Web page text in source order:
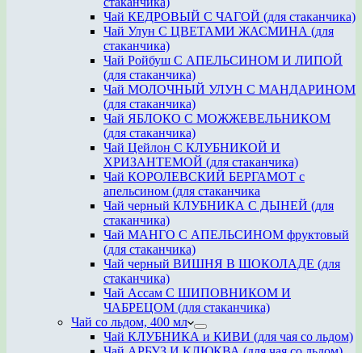
Чай КЕДРОВЫЙ С ЧАГОЙ (для стаканчика)
Чай Улун С ЦВЕТАМИ ЖАСМИНА (для
стаканчика)
Чай Ройбуш С АПЕЛЬСИНОМ И ЛИПОЙ
(для стаканчика)
Чай МОЛОЧНЫЙ УЛУН С МАНДАРИНОМ
(для стаканчика)
Чай ЯБЛОКО С МОЖЖЕВЕЛЬНИКОМ
(для стаканчика)
Чай Цейлон С КЛУБНИКОЙ И
ХРИЗАНТЕМОЙ (для стаканчика)
Чай КОРОЛЕВСКИЙ БЕРГАМОТ с
апельсином (для стаканчика
Чай черный КЛУБНИКА С ДЫНЕЙ (для
стаканчика)
Чай МАНГО С АПЕЛЬСИНОМ фруктовый
(для стаканчика)
Чай черный ВИШНЯ В ШОКОЛАДЕ (для
стаканчика)
Чай Ассам С ШИПОВНИКОМ И
ЧАБРЕЦОМ (для стаканчика)
Чай со льдом, 400 мл
Чай КЛУБНИКА и КИВИ (для чая со льдом)